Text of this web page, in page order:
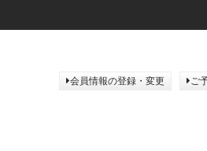
会員情報の登録・変更 ご